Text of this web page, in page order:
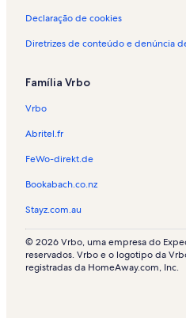
p
r
m
p
o
r
d
-
a
o
o
g
Declaração de cookies
Diretrizes de conteúdo e denúncia
Família Vrbo
Vrbo
Abritel.fr
FeWo-direkt.de
Bookabach.co.nz
Stayz.com.au
© 2026 Vrbo, uma empresa do
reservados. Vrbo e o logotipo da
registradas da HomeAway.com, Inc.